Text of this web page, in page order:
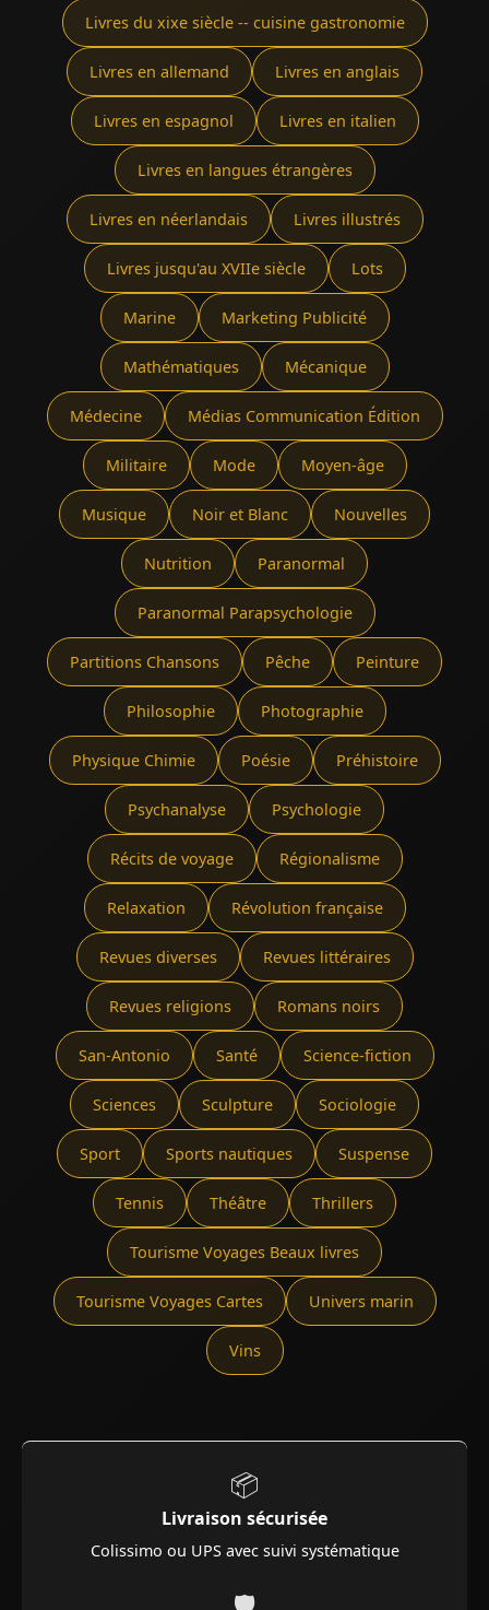
Livres du xixe siècle -- cuisine gastronomie
Livres en allemand Livres en anglais
Livres en espagnol Livres en italien
Livres en langues étrangères
Livres en néerlandais Livres illustrés
Livres jusqu'au XVIIe siècle Lots
Marine Marketing Publicité
Mathématiques Mécanique
Médecine Médias Communication Édition
Militaire Mode Moyen-âge
Musique Noir et Blanc Nouvelles
Nutrition Paranormal
Paranormal Parapsychologie
Partitions Chansons Pêche Peinture
Philosophie Photographie
Physique Chimie Poésie Préhistoire
Psychanalyse Psychologie
Récits de voyage Régionalisme
Relaxation Révolution française
Revues diverses Revues littéraires
Revues religions Romans noirs
San-Antonio Santé Science-fiction
Sciences Sculpture Sociologie
Sport Sports nautiques Suspense
Tennis Théâtre Thrillers
Tourisme Voyages Beaux livres
Tourisme Voyages Cartes Univers marin
Vins
📦
Livraison sécurisée
Colissimo ou UPS avec suivi systématique